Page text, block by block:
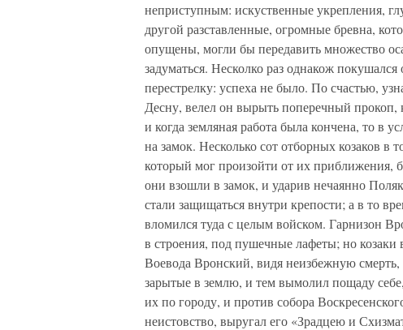
неприступным: искуственные укрепления,
другой разставленные, огромные бревна,
опущены, могли бы передавить множество
задуматься. Несколко раз однакож
перестрелку: успеха не было. По счастью,
Десну, велел он вырыть поперечный прокоп,
и когда земляная работа была кончена, то в
на замок. Несколько сот отборных козаков
который мог произойти от их приближения,
они взошли в замок, и ударив нечаянно
стали защищаться внутри крепости; а в то
вломился туда с целым войском. Гарнизон
в строения, под пушечные лафеты; но козаки
Воевода Вронский, видя неизбежную смерть,
зарытые в землю, и тем вымолил пощаду
их по городу, и против собора
неистовство, выругал его «Зрадцею и